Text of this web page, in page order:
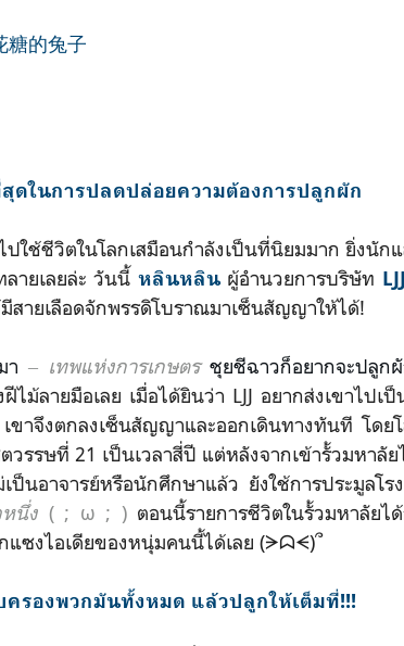
糖的兔子
ดในการปลดปล่อยความต้องการปลูกผัก
ชีวิตในโลกเสมือนกำลังเป็นที่นิยมมาก ยิ่งนักแ
ายเลยล่ะ วันนี้ หลินหลินผู้อำนวยการบริษัท
สายเลือดจักพรรดิโบราณมาเซ็นสัญญาให้ได้!
มา‒ เทพแห่งการเกษตรชุยชีฉาวก็อยากจะปลูก
ม้ลายมือเลย เมื่อได้ยินว่า LJJ อยากส่งเขาไปเ
าจึงตกลงเซ็นสัญญาและออกเดินทางทันที โดย
วรรษที่ 21 เป็นเวลาสี่ปี แต่หลังจากเข้ารั้วมหาลั
นอาจารย์หรือนักศึกษาแล้ว ยังใช้การประมูลโร
นึ่ง ( ; ω ; )ตอนนี้รายการชีวิตในรั้วมหาลัยไ
แซงไอเดียของหนุ่มคนนี้ได้เลย (ᗒᗣᗕ)՞
ครองพวกมันทั้งหมด แล้วปลูกให้เต็มที่!!!